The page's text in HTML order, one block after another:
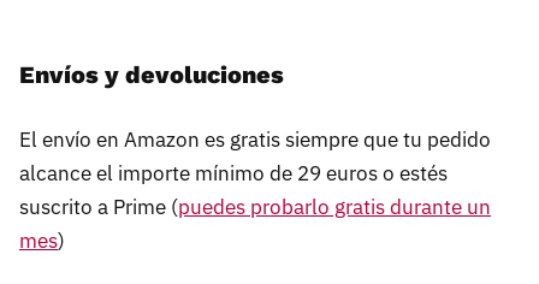
Envíos y devoluciones
El envío en Amazon es gratis siempre que tu pedido
alcance el importe mínimo de 29 euros o estés
suscrito a Prime (puedes probarlo gratis durante un
mes)